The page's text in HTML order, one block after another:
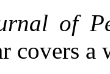
of
covers a